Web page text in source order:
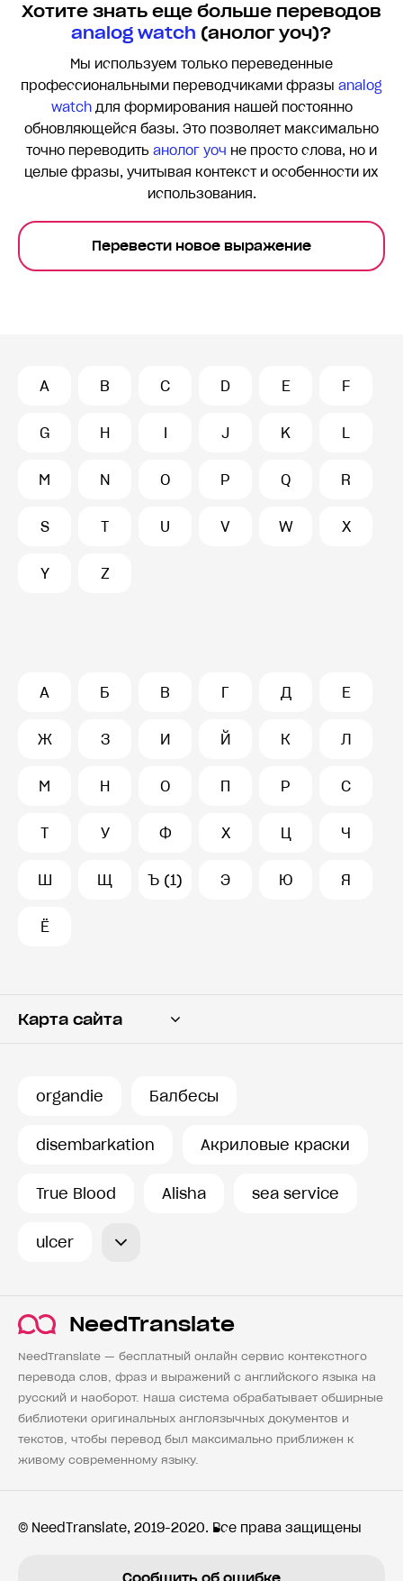
Хотите знать еще больше переводов
analog watch (анолог yоч)?
Мы используем только переведенные
профессиональными переводчиками фразы analog
watchдля формирования нашей постоянно
обновляющейся базы. Это позволяет максимально
точно переводить анолог yоч не просто слова, но и
целые фразы, учитывая контекст и особенности их
использования.
Перевести новое выражение
A B C D E F
G H I J K L
M N O P Q R
S T U V W X
Y Z
А Б В Г Д Е
Ж З И Й К Л
М Н О П Р С
Т У Ф Х Ц Ч
Ш Щ Ъ (1) Э Ю Я
Ё
Карта сайта
История запросов
organdie Балбесы
disembarkation Акриловые краски
True Blood Alisha sea service
ulcer
NeedTranslate
NeedTranslate — бесплатный онлайн сервис контекстного
перевода слов, фраз и выражений с английского языка на
русский и наоборот. Наша система обрабатывает обширные
библиотеки оригинальных англоязычных документов и
текстов, чтобы перевод был максимально приближен к
живому современному языку.
© NeedTranslate, 2019-2020. Все права защищены